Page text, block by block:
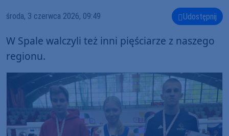
środa, 3 czerwca 2026, 09:49 Udostępnij
W Spale walczyli też inni pięściarze z naszego
regionu.